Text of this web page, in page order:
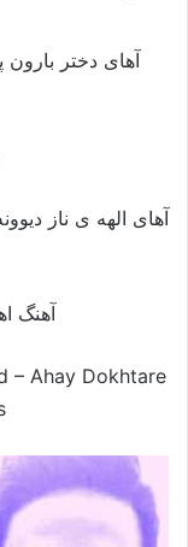
آهای دختر
آهای الهه ی ناز
آهنگ
– Ahay Dokhtare